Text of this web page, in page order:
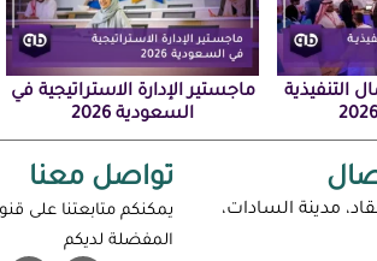
التنفيذية
ماجستير الإدارة الاستراتيجية في
السعودية 2026
مدينة السادات،
تواصل معنا
يمكنكم متابعتنا على
المفضلة لديكم